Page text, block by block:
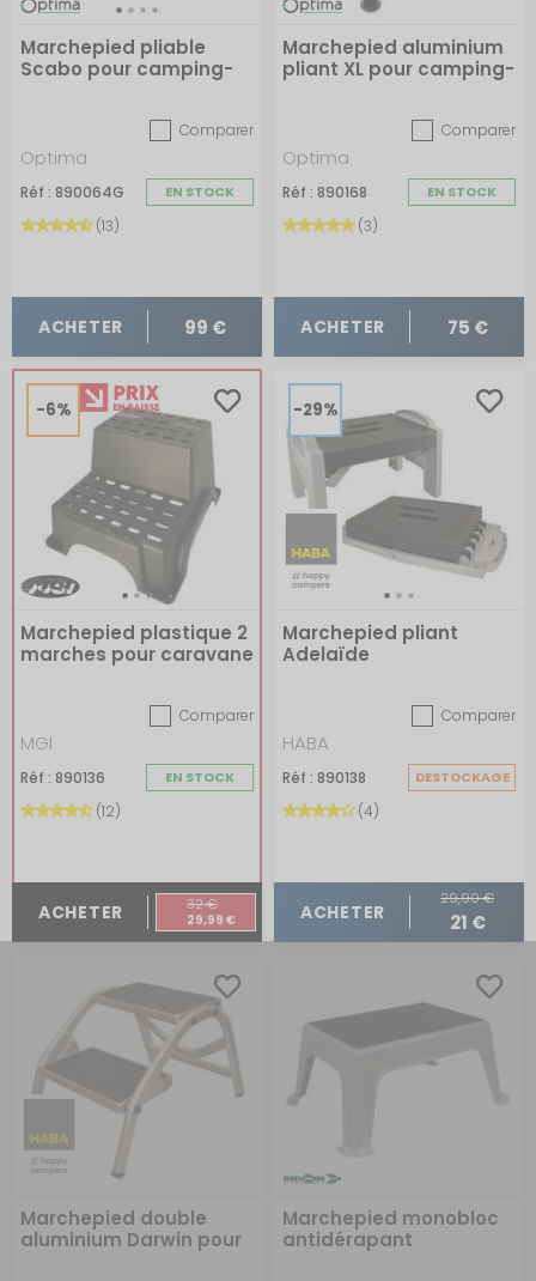
Marchepied pliable
Scabo pour camping-
Comparer
Optima
Réf : 890064G EN STOCK
(13)
ACHETER 99 €
Marchepied aluminium
pliant XL pour camping-
Comparer
Optima
Réf : 890168 EN STOCK
(3)
ACHETER 75 €
-6%
Marchepied plastique 2
marches pour caravane
Comparer
MGI
Réf : 890136 EN STOCK
(12)
ACHETER 32 €
29,99 €
-29%
Marchepied pliant
Adelaïde
Comparer
HABA
Réf : 890138 DESTOCKAGE
(4)
ACHETER
29,90 €
21 €
Marchepied double
aluminium Darwin pour
Marchepied monobloc
antidérapant